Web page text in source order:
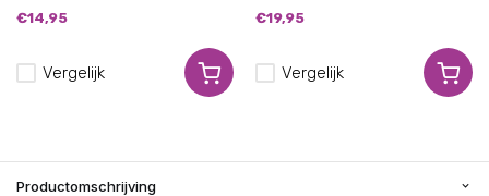
€14,95
Vergelijk
€19,95
Vergelijk
Productomschrijving